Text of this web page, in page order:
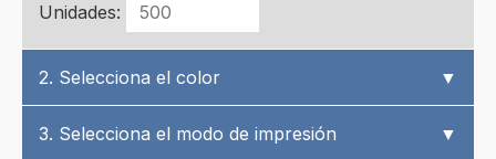
Unidades:
2. Selecciona el color ▼
3. Selecciona el modo de impresión ▼